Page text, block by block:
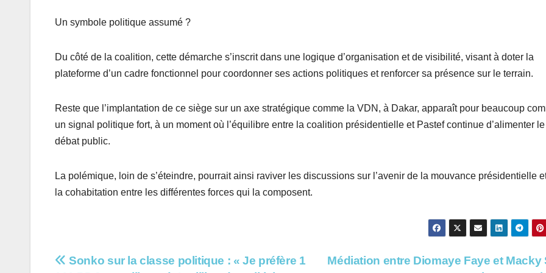
Un symbole politique assumé ?
Du côté de la coalition, cette démarche s’inscrit dans une logique d’organisation et de visibilité, visant à doter la
plateforme d’un cadre fonctionnel pour coordonner ses actions politiques et renforcer sa présence sur le terrain.
Reste que l’implantation de ce siège sur un axe stratégique comme la VDN, à Dakar, apparaît pour beaucoup
un signal politique fort, à un moment où l’équilibre entre la coalition présidentielle et Pastef continue d’alimenter le
débat public.
La polémique, loin de s’éteindre, pourrait ainsi raviver les discussions sur l’avenir de la mouvance présidentielle
la cohabitation entre les différentes forces qui la composent.
Navigation
Médiation entre Diomaye Faye et Macky
Sonko sur la classe politique : « Je préfère 1